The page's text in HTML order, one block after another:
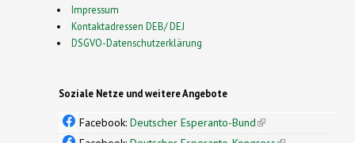
Impressum
Kontaktadressen DEB/ DEJ
DSGVO-Datenschutzerklärung
Soziale Netze und weitere Angebote
Facebook: Deutscher Esperanto-Bund(link is
external)